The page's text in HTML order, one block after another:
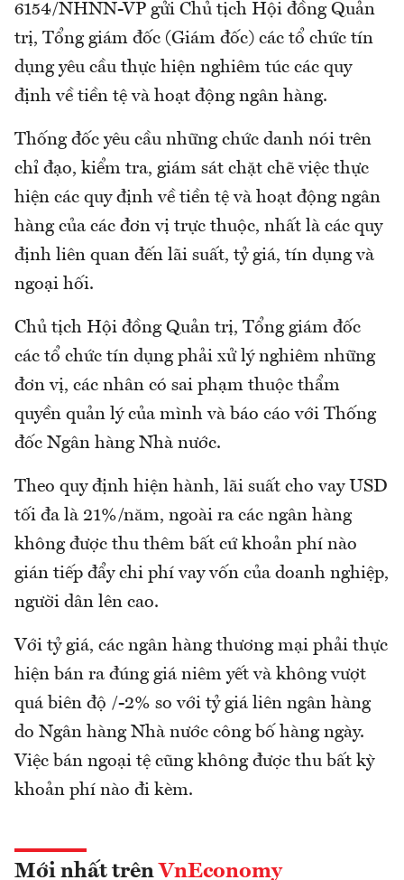
6154/NHNN-VP gửi Chủ tịch Hội đồng Quản
trị, Tổng giám đốc (Giám đốc) các tổ chức tín
dụng yêu cầu thực hiện nghiêm túc các quy
định về tiền tệ và hoạt động ngân hàng.
Thống đốc yêu cầu những chức danh nói trên
chỉ đạo, kiểm tra, giám sát chặt chẽ việc thực
hiện các quy định về tiền tệ và hoạt động ngân
hàng của các đơn vị trực thuộc, nhất là các quy
định liên quan đến lãi suất, tỷ giá, tín dụng và
ngoại hối.
Chủ tịch Hội đồng Quản trị, Tổng giám đốc
các tổ chức tín dụng phải xử lý nghiêm những
đơn vị, các nhân có sai phạm thuộc thẩm
quyền quản lý của mình và báo cáo với Thống
đốc Ngân hàng Nhà nước.
Theo quy định hiện hành, lãi suất cho vay USD
tối đa là 21%/năm, ngoài ra các ngân hàng
không được thu thêm bất cứ khoản phí nào
gián tiếp đẩy chi phí vay vốn của doanh nghiệp,
người dân lên cao.
Với tỷ giá, các ngân hàng thương mại phải thực
hiện bán ra đúng giá niêm yết và không vượt
quá biên độ /-2% so với tỷ giá liên ngân hàng
do Ngân hàng Nhà nước công bố hàng ngày.
Việc bán ngoại tệ cũng không được thu bất kỳ
khoản phí nào đi kèm.
Mới nhất trên VnEconomy